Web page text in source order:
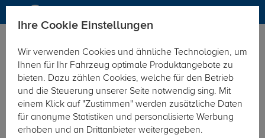
Hier geht's zur Fahrzeugübersicht:
Renault Clio Grand Tour
Ihre Cookie Einstellungen
Wir verwenden Cookies und ähnliche Technologien, um
Ihnen für Ihr Fahrzeug optimale Produktangebote zu
bieten. Dazu zählen Cookies, welche für den Betrieb
und die Steuerung unserer Seite notwendig sing. Mit
einem Klick auf "Zustimmen" werden zusätzliche Daten
für anonyme Statistiken und personalisierte Werbung
erhoben und an Drittanbieter weitergegeben.